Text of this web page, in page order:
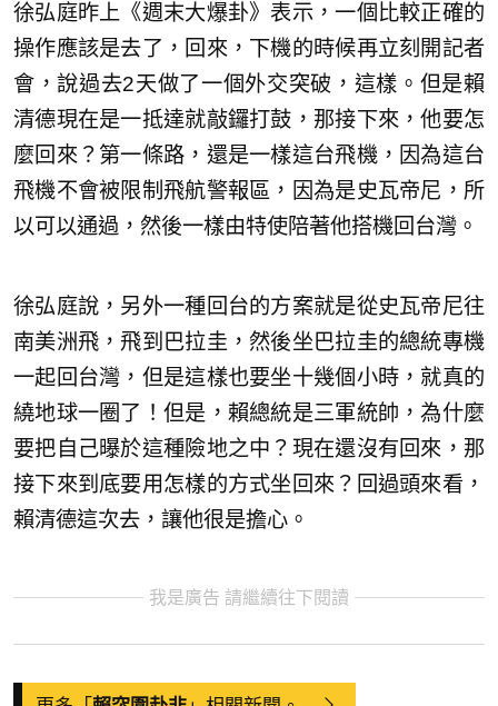
徐弘庭昨上《週末大爆卦》表示，一個比較正確的
操作應該是去了，回來，下機的時候再立刻開記者
會，說過去2天做了一個外交突破，這樣。但是賴
清德現在是一抵達就敲鑼打鼓，那接下來，他要怎
麼回來？第一條路，還是一樣這台飛機，因為這台
飛機不會被限制飛航警報區，因為是史瓦帝尼，所
以可以通過，然後一樣由特使陪著他搭機回台灣。
徐弘庭說，另外一種回台的方案就是從史瓦帝尼往
南美洲飛，飛到巴拉圭，然後坐巴拉圭的總統專機
一起回台灣，但是這樣也要坐十幾個小時，就真的
繞地球一圈了！但是，賴總統是三軍統帥，為什麼
要把自己曝於這種險地之中？現在還沒有回來，那
接下來到底要用怎樣的方式坐回來？回過頭來看，
賴清德這次去，讓他很是擔心。
我是廣告 請繼續往下閱讀